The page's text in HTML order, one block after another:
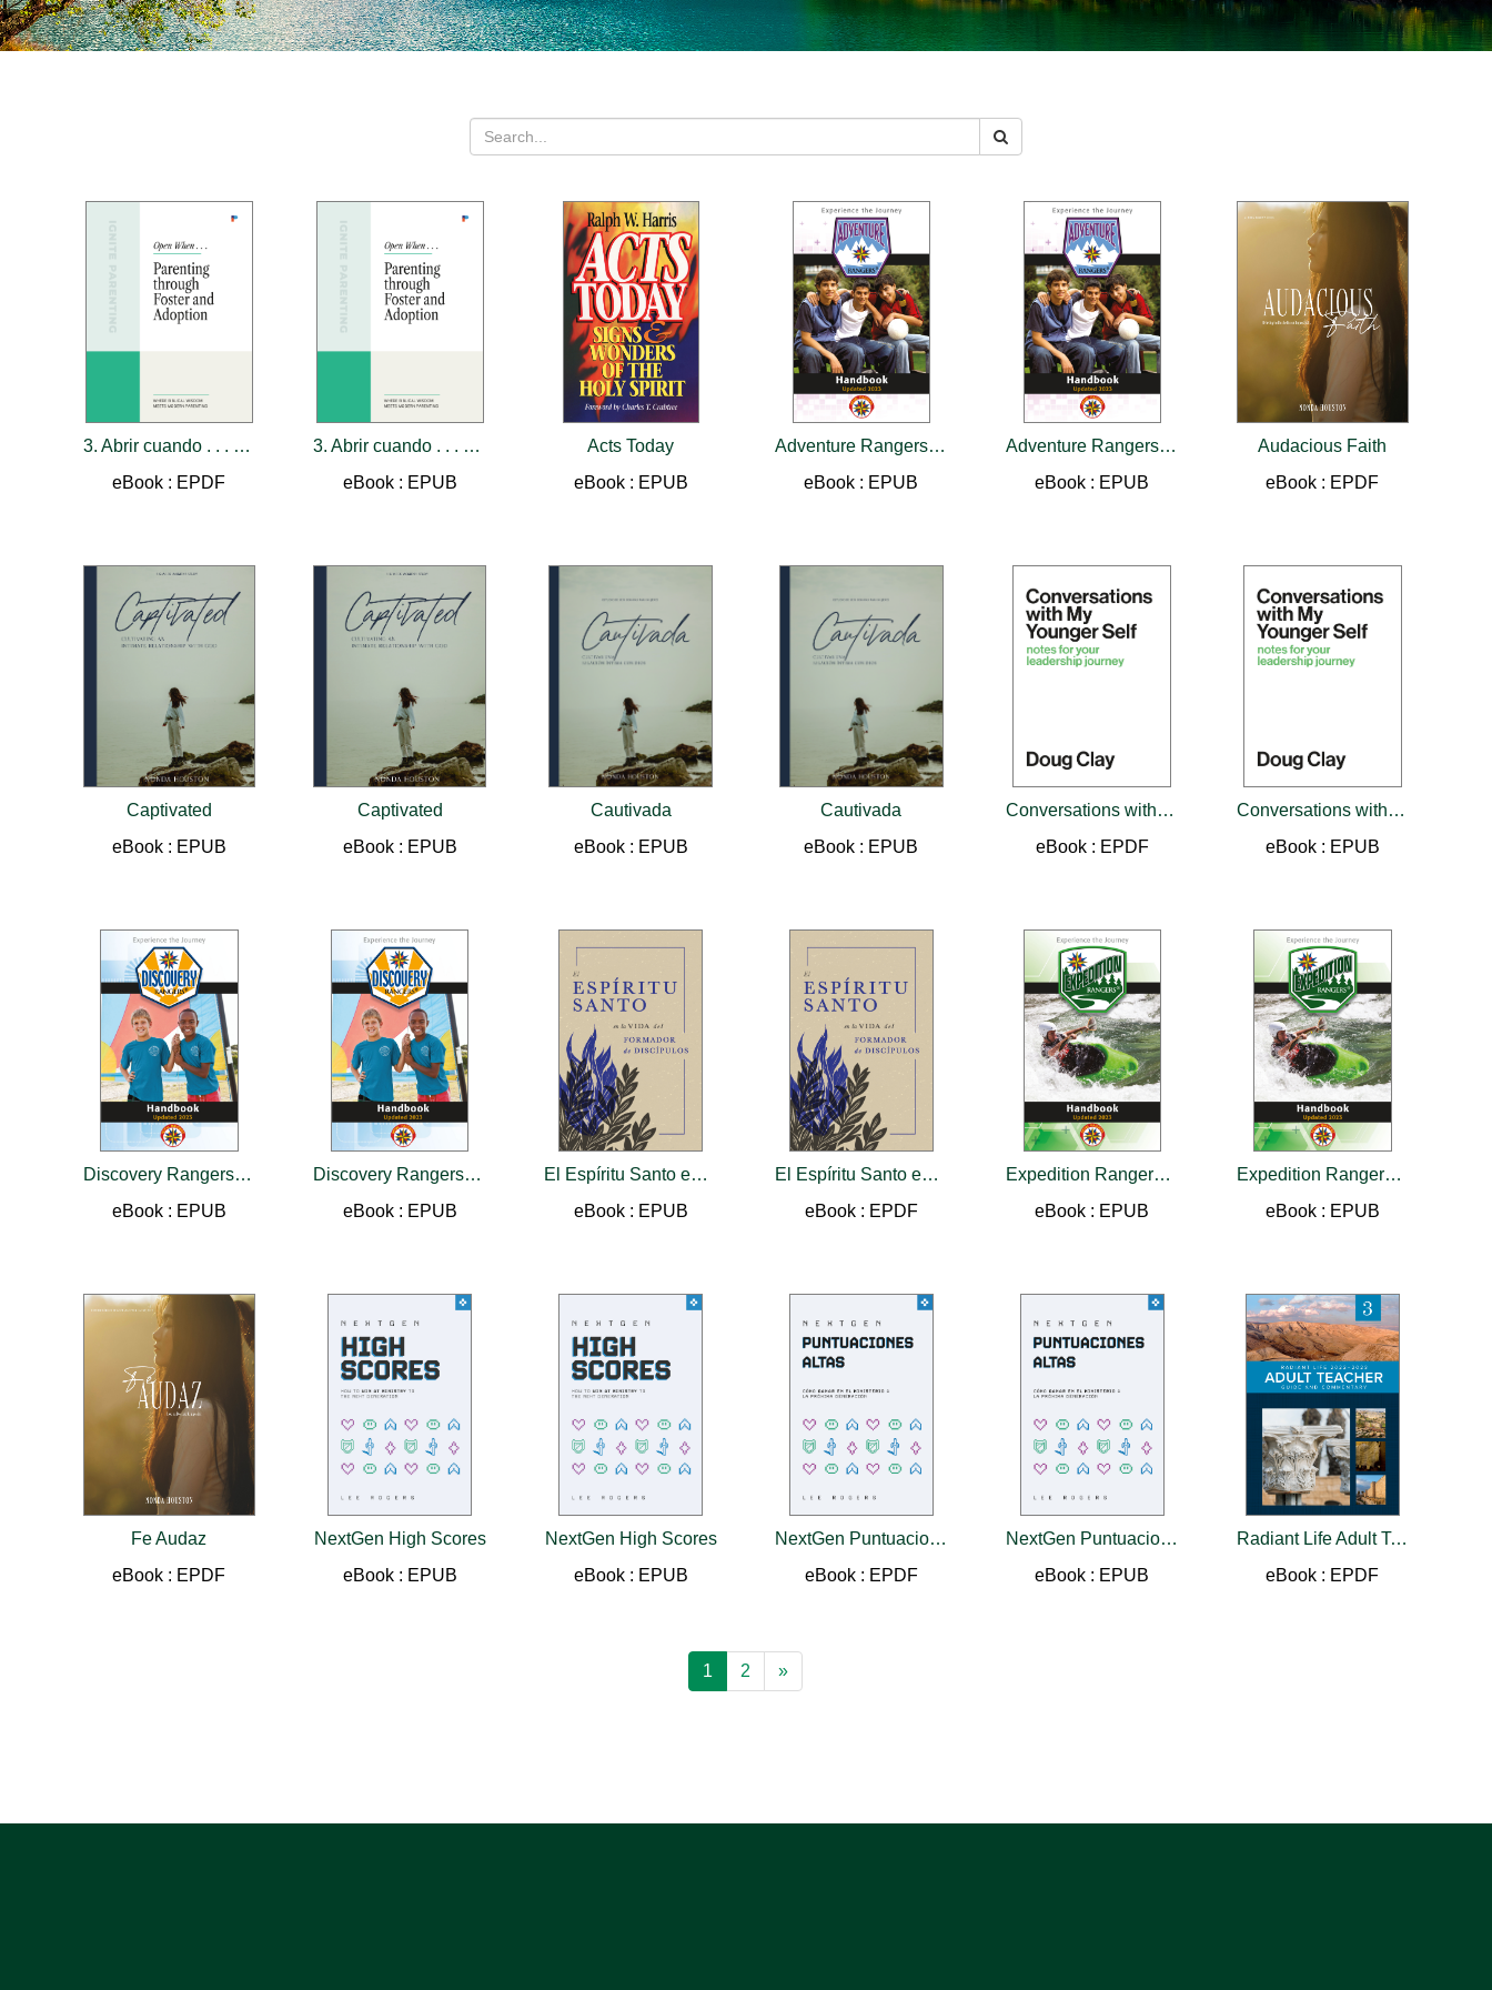
3. Abrir cuando . . . La crianza en familias adoptivas y de acogida
eBook : EPDF
3. Abrir cuando . . . La crianza en familias adoptivas y de acogida
eBook : EPUB
Acts Today
eBook : EPUB
Adventure Rangers Handbook
eBook : EPUB
Adventure Rangers Handbook
eBook : EPUB
Audacious Faith
eBook : EPDF
Captivated
eBook : EPUB
Captivated
eBook : EPUB
Cautivada
eBook : EPUB
Cautivada
eBook : EPUB
Conversations with My Younger Self
eBook : EPDF
Conversations with My Younger Self
eBook : EPUB
Discovery Rangers Handbook
eBook : EPUB
Discovery Rangers Handbook
eBook : EPUB
El Espíritu Santo en La Vida Del Formador De Discípulos
eBook : EPUB
El Espíritu Santo en La Vida Del Formador De Discípulos
eBook : EPDF
Expedition Rangers Handbook
eBook : EPUB
Expedition Rangers Handbook
eBook : EPUB
Fe Audaz
eBook : EPDF
NextGen High Scores
eBook : EPUB
NextGen High Scores
eBook : EPUB
NextGen Puntuaciones Altas
eBook : EPDF
NextGen Puntuaciones Altas
eBook : EPUB
Radiant Life Adult Teacher Volume 3
eBook : EPDF
1 2 »